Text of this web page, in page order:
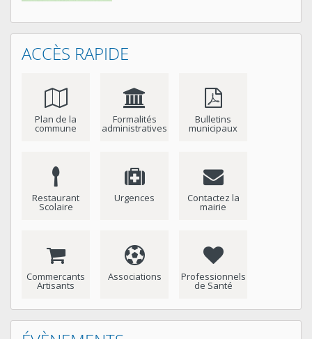
ACCÈS RAPIDE
Plan de la
commune
Formalités
administratives
Bulletins
municipaux
Restaurant
Scolaire
Urgences Contactez la
mairie
Commercants
Artisants
Associations Professionnels
de Santé
Année
précédente
Mois
précédent
Année
suivante
Mois
suivant